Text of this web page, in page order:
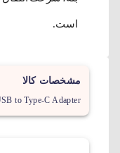
است.
مشخصات کالا
to Type-C Adapter